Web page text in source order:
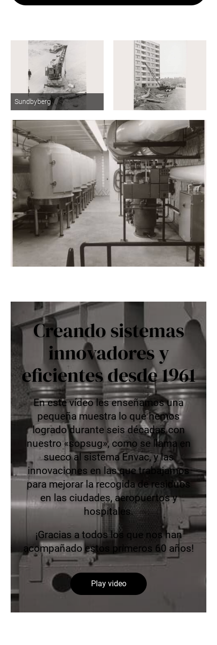
Sundbyberg
Creando sistemas
innovadores y
eficientes desde 1961
En este vídeo les enseñamos una
pequeña muestra lo que hemos
logrado durante seis décadas con
nuestro «sopsug», como se llama en
sueco al sistema Envac, y las
innovaciones en las que trabajamos
para mejorar la recogida de residuos
en las ciudades, aeropuertos y
hospitales.
¡Gracias a todos los que nos han
acompañado estos primeros 60 años!
Play video